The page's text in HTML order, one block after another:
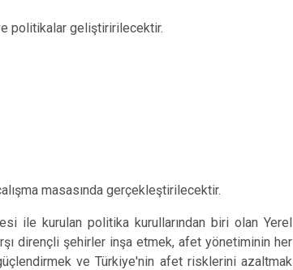
politikalar geliştiririlecektir.
masasında gerçekleştirilecektir.
ile kurulan politika kurullarından biri olan Yerel
dirençli şehirler inşa etmek, afet yönetiminin her
ve Türkiye'nin afet risklerini azaltmak